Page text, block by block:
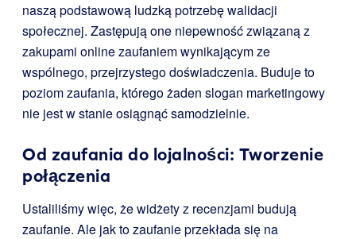
naszą podstawową ludzką potrzebę walidacji
społecznej. Zastępują one niepewność związaną z
zakupami online zaufaniem wynikającym ze
wspólnego, przejrzystego doświadczenia. Buduje to
poziom zaufania, którego żaden slogan marketingowy
nie jest w stanie osiągnąć samodzielnie.
Od zaufania do lojalności: Tworzenie
połączenia
Ustaliliśmy więc, że widżety z recenzjami budują
zaufanie. Ale jak to zaufanie przekłada się na